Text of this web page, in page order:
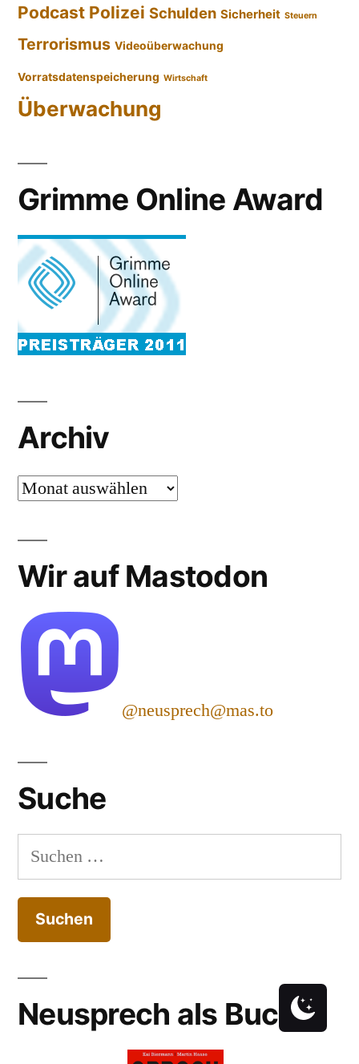
Podcast Polizei Schulden Sicherheit Steuern
Terrorismus Videoüberwachung
Vorratsdatenspeicherung Wirtschaft
Überwachung
Grimme Online Award
Archiv
Archiv
Wir auf Mastodon
@neusprech@mas.to
Suche
Suchen
nach:
Neusprech als Buch